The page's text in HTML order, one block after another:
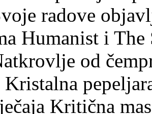
radove
Humanist i
od
Kritična